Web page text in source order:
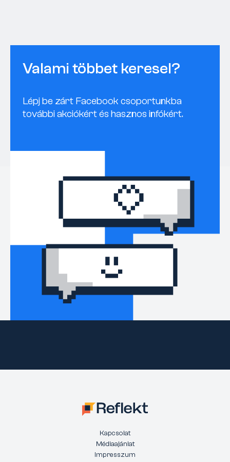
Valami többet keresel?
Lépj be zárt Facebook csoportunkba
további akciókért és hasznos infókért.
Kapcsolat
Médiaajánlat
Impresszum